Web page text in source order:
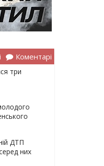
Коментарі
три
ДТП
них